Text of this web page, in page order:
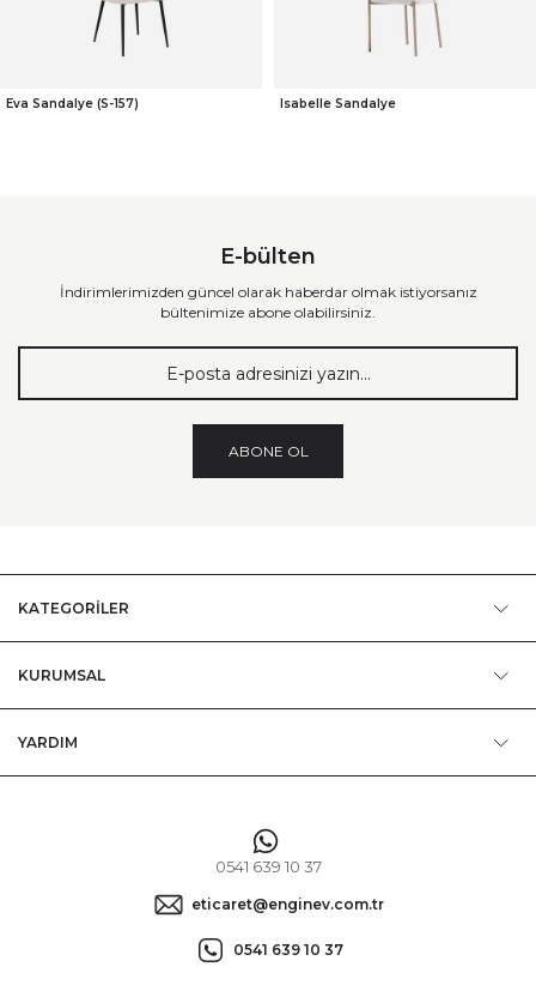
Eva Sandalye (S-157) Isabelle Sandalye
E-bülten
İndirimlerimizden güncel olarak haberdar olmak istiyorsanız
bültenimize abone olabilirsiniz.
ABONE OL
KATEGORİLER
KURUMSAL
YARDIM
0541 639 10 37
eticaret@enginev.com.tr
0541 639 10 37